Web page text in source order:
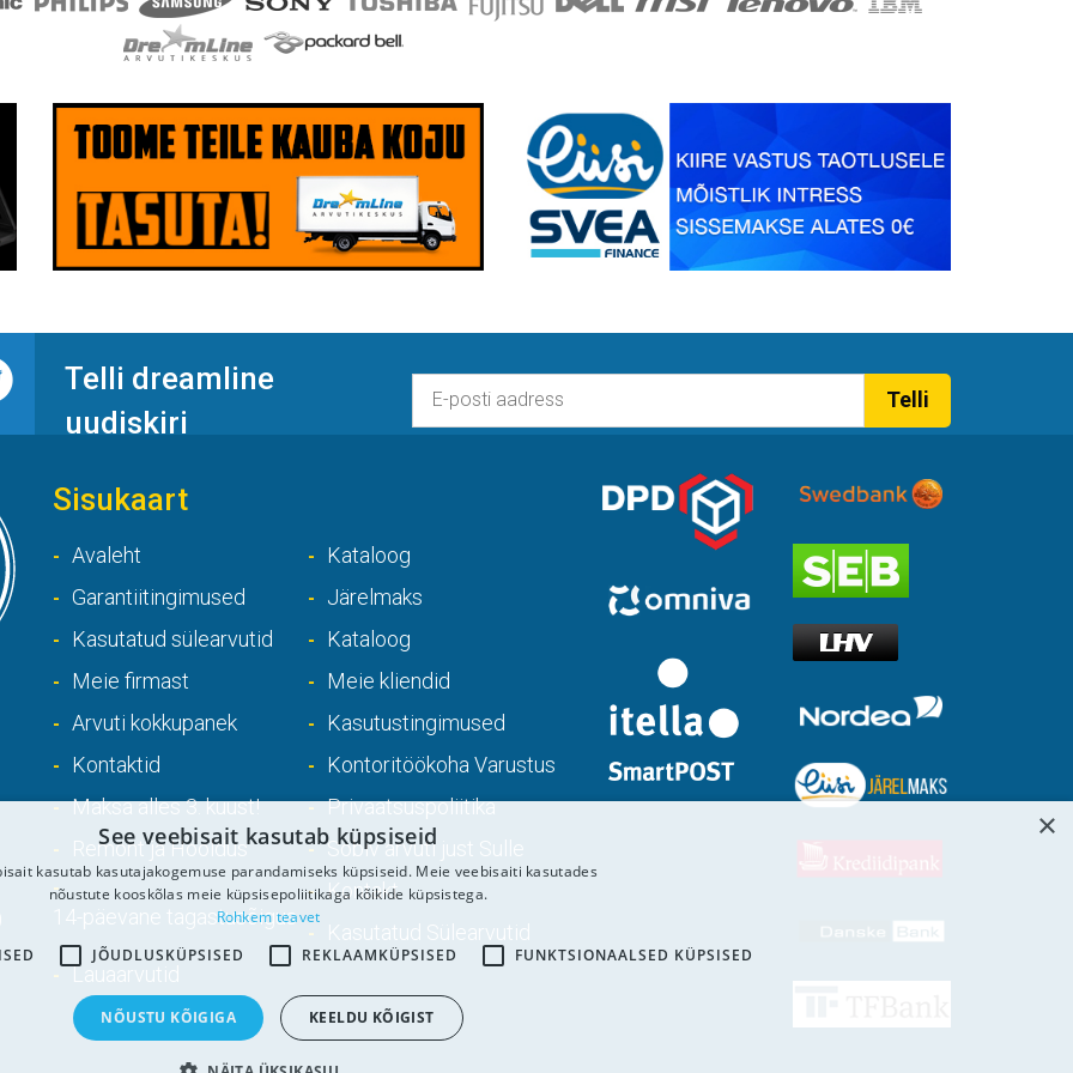
Telli dreamline
uudiskiri
Telli
Sisukaart
Avaleht
Kataloog
Garantiitingimused
Järelmaks
Kasutatud sülearvutid
Kataloog
Meie firmast
Meie kliendid
Arvuti kokkupanek
Kasutustingimused
Kontaktid
Kontoritöökoha Varustus
Maksa alles 3. kuust!
Privaatsuspoliitika
Remont ja Hooldus
Sobiv arvuti just Sulle
14-päevane tagastusõigus
Kontakt
Kasutatud Sülearvutid
Lauaarvutid
×
See veebisait kasutab küpsiseid
kasutab kasutajakogemuse parandamiseks küpsiseid. Meie veebisaiti kasutades
nõustute kooskõlas meie küpsisepoliitikaga kõikide küpsistega.
Rohkem teavet
JÕUDLUSKÜPSISED REKLAAMKÜPSISED FUNKTSIONAALSED KÜPSISED
NÕUSTU KÕIGIGA KEELDU KÕIGIST